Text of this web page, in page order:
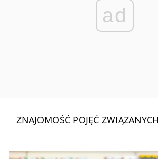
ad
ZNAJOMOŚĆ POJĘĆ